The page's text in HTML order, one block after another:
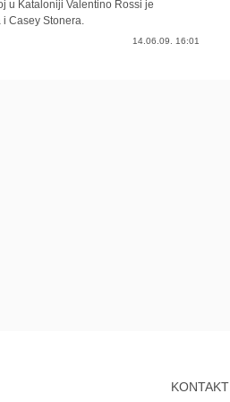
u Kataloniji Valentino Rossi je
Casey Stonera.
14.06.09. 16:01
KONTAKT